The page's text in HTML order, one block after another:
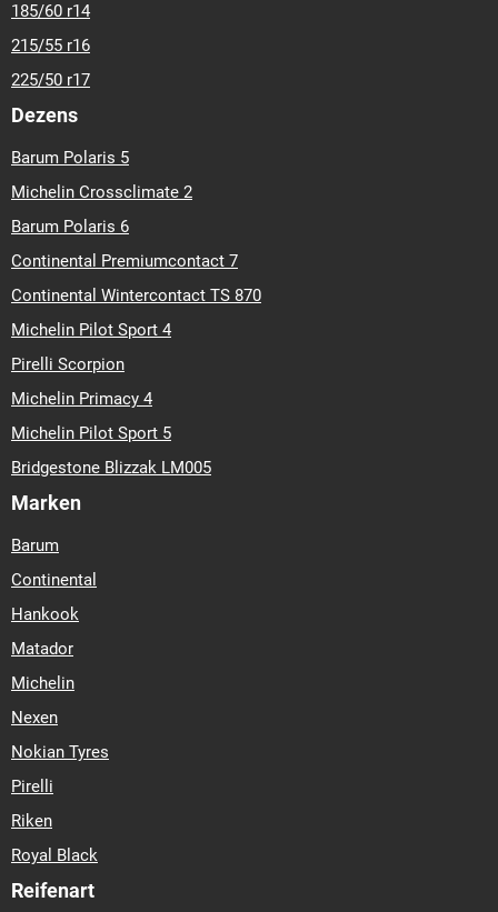
185/60 r14
215/55 r16
225/50 r17
Dezens
Barum Polaris 5
Michelin Crossclimate 2
Barum Polaris 6
Continental Premiumcontact 7
Continental Wintercontact TS 870
Michelin Pilot Sport 4
Pirelli Scorpion
Michelin Primacy 4
Michelin Pilot Sport 5
Bridgestone Blizzak LM005
Marken
Barum
Continental
Hankook
Matador
Michelin
Nexen
Nokian Tyres
Pirelli
Riken
Royal Black
Reifenart